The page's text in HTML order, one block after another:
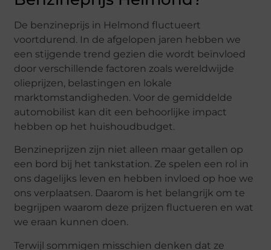
De benzineprijs in Helmond fluctueert
voortdurend. In de afgelopen jaren hebben we
een stijgende trend gezien die wordt beïnvloed
door verschillende factoren zoals wereldwijde
olieprijzen, belastingen en lokale
marktomstandigheden. Voor de gemiddelde
automobilist kan dit een behoorlijke impact
hebben op het huishoudbudget.
Benzineprijzen zijn niet alleen maar getallen op
een bord bij het tankstation. Ze spelen een rol in
ons dagelijks leven en hebben invloed op hoe we
ons verplaatsen. Daarom is het belangrijk om te
begrijpen waarom deze prijzen fluctueren en wat
we eraan kunnen doen.
Terwijl sommigen misschien denken dat ze